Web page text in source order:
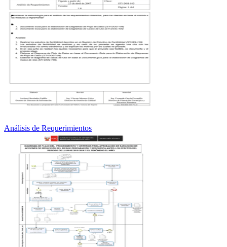
Análisis de Requerimientos